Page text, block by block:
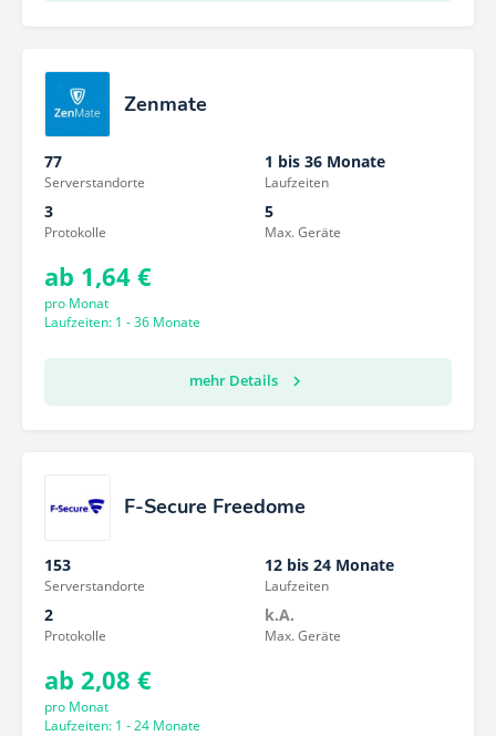
Zenmate
77
Serverstandorte
1 bis 36 Monate
Laufzeiten
3
Protokolle
5
Max. Geräte
ab 1,64 €
pro Monat
Laufzeiten: 1 - 36 Monate
mehr Details
F-Secure Freedome
153
Serverstandorte
12 bis 24 Monate
Laufzeiten
2
Protokolle
k.A.
Max. Geräte
ab 2,08 €
pro Monat
Laufzeiten: 1 - 24 Monate